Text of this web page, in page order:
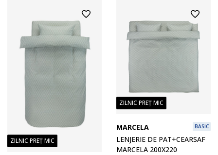
ZILNIC PREȚ MIC
ZILNIC PREȚ MIC
MARCELA BASIC
LENJERIE DE PAT+CEARSAF
MARCELA 200X220